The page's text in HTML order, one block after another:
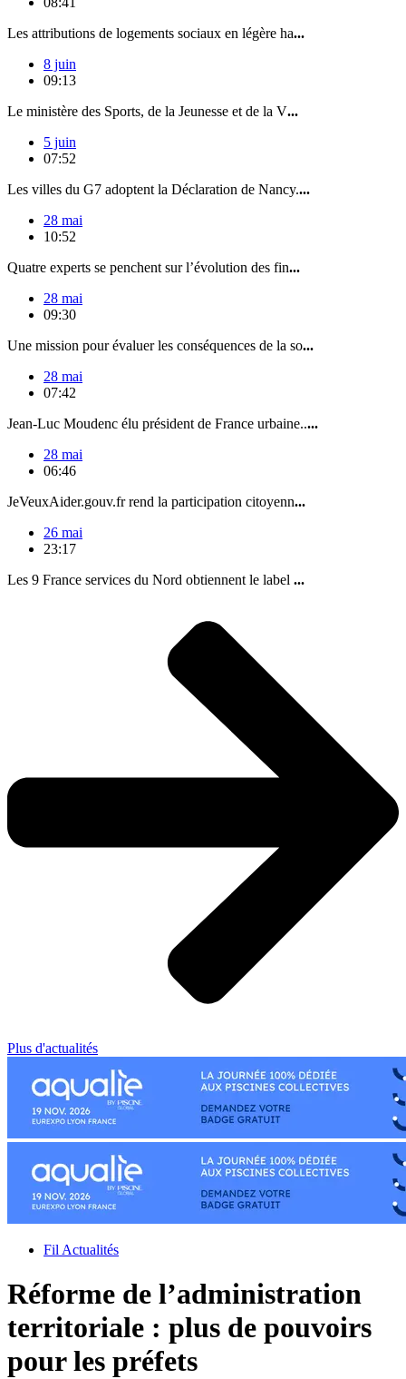
Les attributions de logements sociaux en légère ha...
8 juin
09:13
Le ministère des Sports, de la Jeunesse et de la V...
5 juin
07:52
Les villes du G7 adoptent la Déclaration de Nancy....
28 mai
10:52
Quatre experts se penchent sur l’évolution des fin...
28 mai
09:30
Une mission pour évaluer les conséquences de la so...
28 mai
07:42
Jean-Luc Moudenc élu président de France urbaine.....
28 mai
06:46
JeVeuxAider.gouv.fr rend la participation citoyenn...
26 mai
23:17
Les 9 France services du Nord obtiennent le label ...
Plus d'actualités
Fil Actualités
Réforme de l’administration
territoriale : plus de pouvoirs
pour les préfets